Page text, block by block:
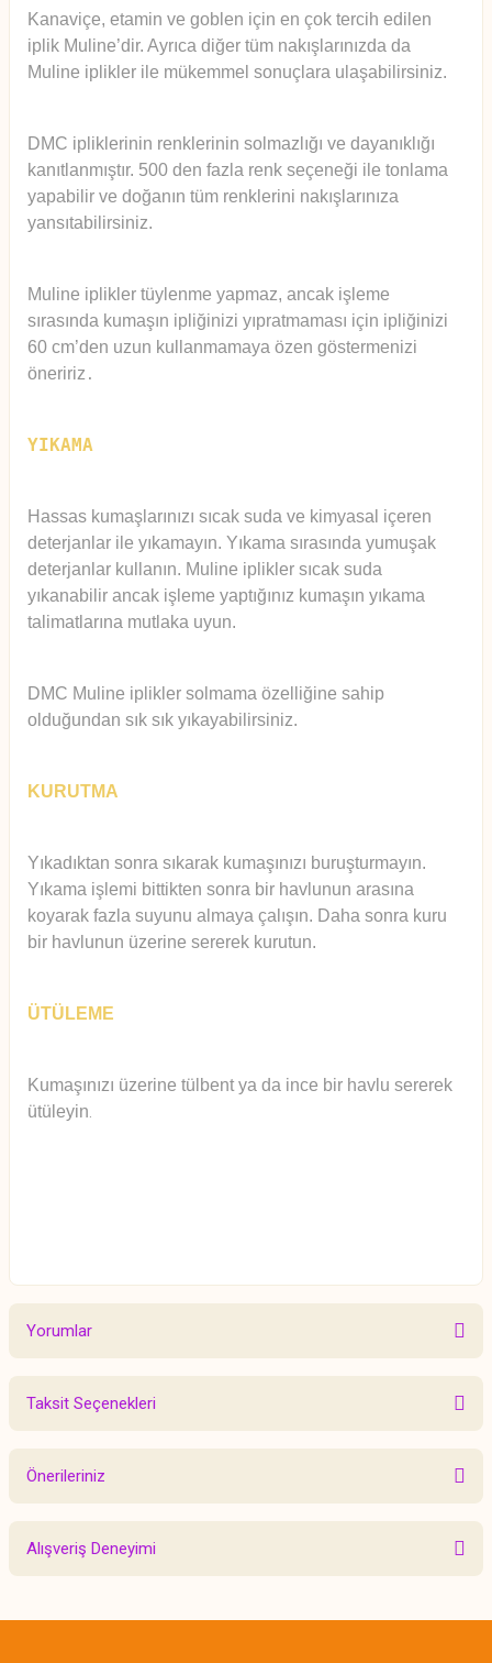
Kanaviçe, etamin ve goblen için en çok tercih edilen
iplik Muline’dir. Ayrıca diğer tüm nakışlarınızda da
Muline iplikler ile mükemmel sonuçlara ulaşabilirsiniz.
DMC ipliklerinin renklerinin solmazlığı ve dayanıklığı
kanıtlanmıştır. 500 den fazla renk seçeneği ile tonlama
yapabilir ve doğanın tüm renklerini nakışlarınıza
yansıtabilirsiniz.
Muline iplikler tüylenme yapmaz, ancak işleme
sırasında kumaşın ipliğinizi yıpratmaması için ipliğinizi
60 cm’den uzun kullanmamaya özen göstermenizi
öneririz .
YIKAMA
Hassas kumaşlarınızı sıcak suda ve kimyasal içeren
deterjanlar ile yıkamayın. Yıkama sırasında yumuşak
deterjanlar kullanın. Muline iplikler sıcak suda
yıkanabilir ancak işleme yaptığınız kumaşın yıkama
talimatlarına mutlaka uyun.
DMC Muline iplikler solmama özelliğine sahip
olduğundan sık sık yıkayabilirsiniz.
KURUTMA
Yıkadıktan sonra sıkarak kumaşınızı buruşturmayın.
Yıkama işlemi bittikten sonra bir havlunun arasına
koyarak fazla suyunu almaya çalışın. Daha sonra kuru
bir havlunun üzerine sererek kurutun.
ÜTÜLEME
Kumaşınızı üzerine tülbent ya da ince bir havlu sererek
ütüleyin.
Yorumlar
Taksit Seçenekleri
Önerileriniz
Bu ürünün fiyat bilgisi, resim, ürün açıklamalarında ve diğer konularda
yetersiz gördüğünüz noktaları öneri formunu kullanarak tarafımıza
Alışveriş Deneyimi